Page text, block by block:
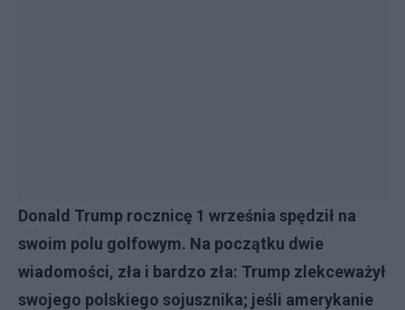
Donald Trump rocznicę 1 września spędził na
swoim polu golfowym. Na początku dwie
wiadomości, zła i bardzo zła: Trump zlekceważył
swojego polskiego sojusznika; jeśli amerykanie